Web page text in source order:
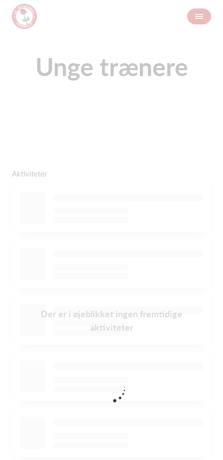
Unge trænere
Aktiviteter
Der er i øjeblikket ingen fremtidige
aktiviteter